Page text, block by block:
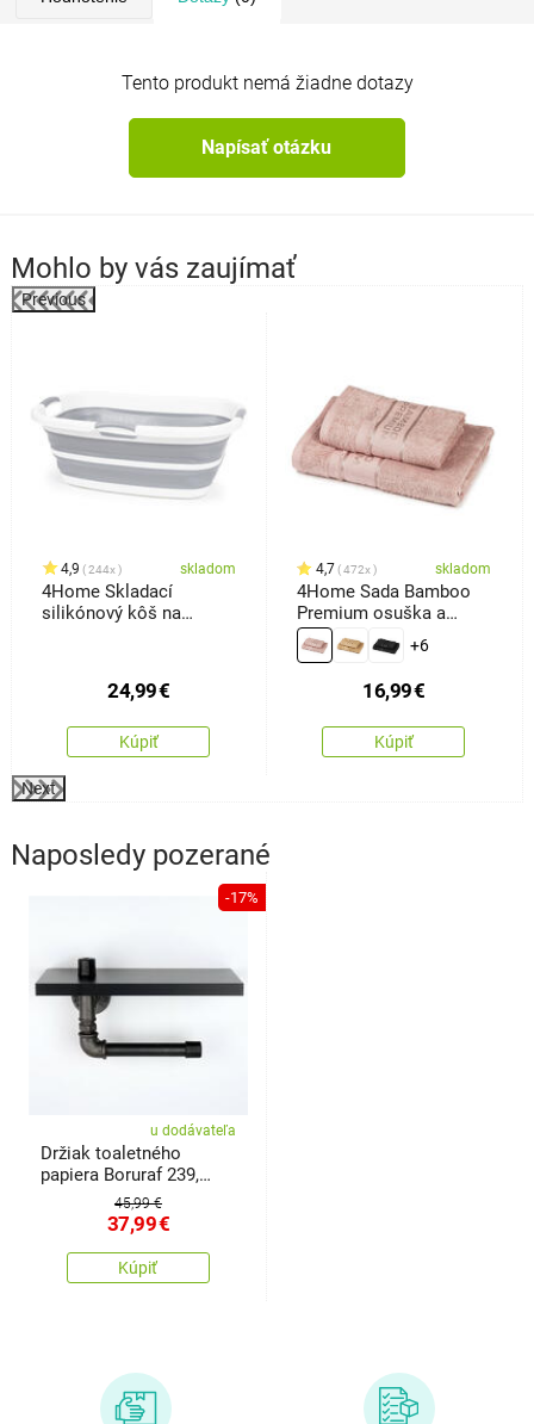
Tento produkt nemá žiadne dotazy
Napísať otázku
Mohlo by vás zaujímať
Previous
4,9 244x skladom
4Home Skladací
silikónový kôš na
24,99€
Kúpiť
4,7 472x skladom
4Home Sada Bamboo
Premium osuška a
uterák ružová, 70 x 140
cm, 50 x 100 cm
+6
16,99€
Kúpiť
Next
Naposledy pozerané
-17%
u dodávateľa
Držiak toaletného
papiera Boruraf 239,
čierna/strieborná
45,99 €
37,99€
Kúpiť